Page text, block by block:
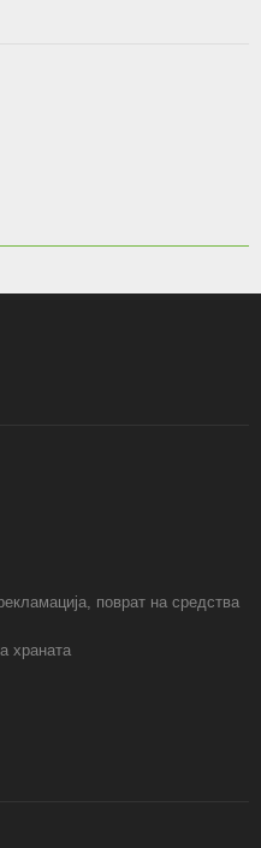
поврат на средства
храната